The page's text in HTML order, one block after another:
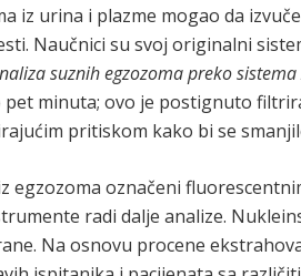
iz urina i plazme mogao da
Naučnici su svoj originalni
suznih egzozoma preko
pet minuta; ovo je postignuto
pritiskom kako bi se
egzozoma označeni
radi dalje analize.
Na osnovu procene